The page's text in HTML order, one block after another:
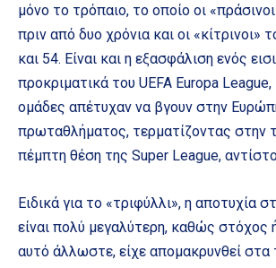
μόνο το τρόπαιο, το οποίο οι
πριν από δυο χρόνια και οι «κίτρινοι»
και 54. Είναι και η εξασφάλιση ενός
προκριματικά του UEFA Europa
ομάδες απέτυχαν να βγουν στην
πρωταθλήματος, τερματίζοντας στην
πέμπτη θέση της Super League,
Ειδικά για το «τριφύλλι», η αποτυχία
είναι πολύ μεγαλύτερη, καθώς στόχος
αυτό άλλωστε, είχε απομακρυνθεί στα